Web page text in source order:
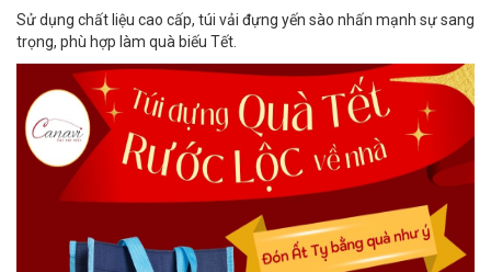
Sử dụng chất liệu cao cấp, túi vải đựng yến sào nhấn mạnh sự sang
trọng, phù hợp làm quà biếu Tết.